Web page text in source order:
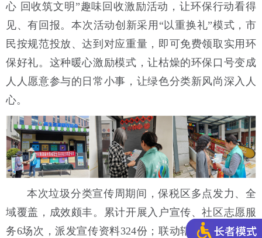
心 回收筑文明”趣味回收激励活动，让环保行动看得
见、有回报。本次活动创新采用“以重换礼”模式，市
民按规范投放、达到对应重量，即可免费领取实用环
保好礼。这种暖心激励模式，让枯燥的环保口号变成
人人愿意参与的日常小事，让绿色分类新风尚深入人
心。
本次垃圾分类宣传周期间，保税区多点发力、全
域覆盖，成效颇丰。累计开展入户宣传、社区志愿服
务6场次，派发宣传资料324份；联动辖区中小学、幼